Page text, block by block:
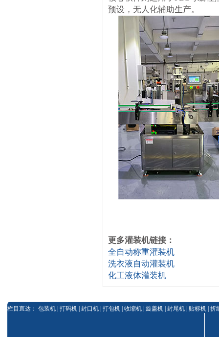
预设，无人化辅助生产。
更多灌装机链接：
全自动称重灌装机
洗衣液自动灌装机
化工液体灌装机
栏目直达： 包装机 打码机 封口机 打包机 收缩机 旋盖机 封尾机 贴标机 折